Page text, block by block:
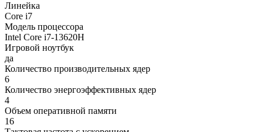
Линейка
Core i7
Модель процессора
Intel Core i7-13620H
Игровой ноутбук
да
Количество производительных ядер
6
Количество энергоэффективных ядер
4
Объем оперативной памяти
16